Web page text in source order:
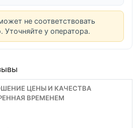
не соответствовать
Уточняйте у оператора.
ЦЕНЫ И КАЧЕСТВА
ВРЕМЕНЕМ